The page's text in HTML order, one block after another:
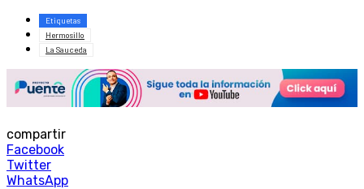
Etiquetas
Hermosillo
La Sauceda
compartir
Facebook
Twitter
WhatsApp